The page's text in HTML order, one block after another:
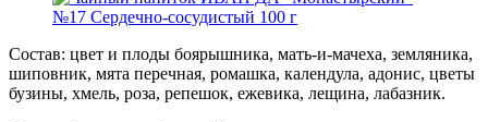
Состав: цвет и плоды боярышника, мать-и-мачеха, земляника,
шиповник, мята перечная, ромашка, календула, адонис, цветы
бузины, хмель, роза, репешок, ежевика, лещина, лабазник.